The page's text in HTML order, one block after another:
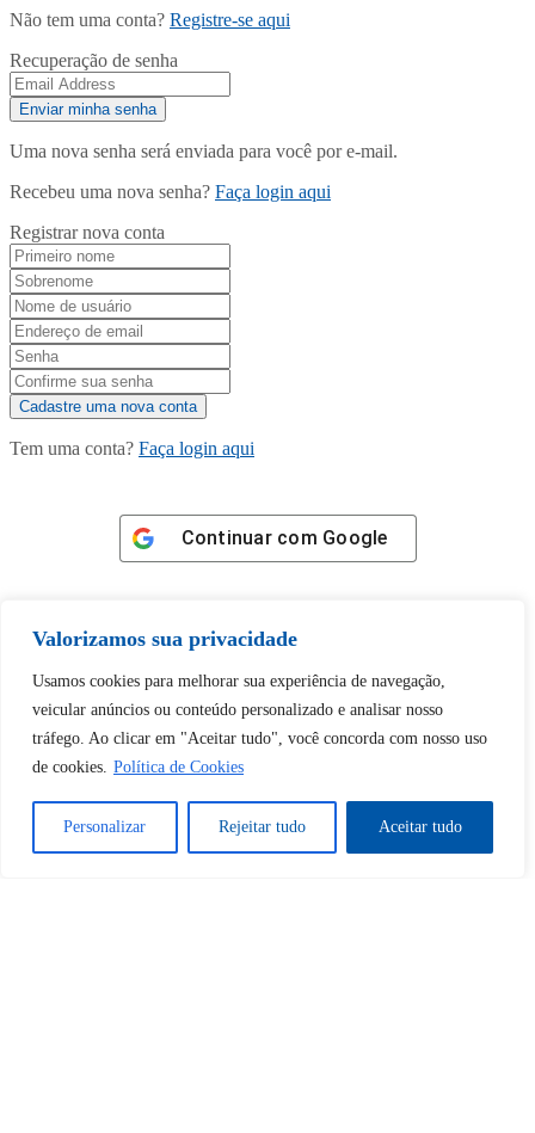
Valorizamos sua privacidade
Usamos cookies para melhorar sua experiência de navegação,
veicular anúncios ou conteúdo personalizado e analisar nosso
tráfego. Ao clicar em "Aceitar tudo", você concorda com nosso uso
de cookies. Política de Cookies
Personalizar Rejeitar tudo Aceitar tudo
Não tem uma conta? Registre-se aqui
Recuperação de senha
Uma nova senha será enviada para você por e-mail.
Recebeu uma nova senha? Faça login aqui
Registrar nova conta
Tem uma conta? Faça login aqui
Continuar com Google
Tem certeza de que deseja
desbloquear esta publicação?
Desbloquear esquerda : 0